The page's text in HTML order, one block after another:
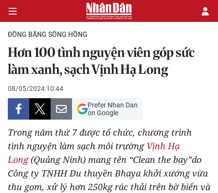
CHÍNH TRỊ
KINH TẾ
VĂN HÓA
XÃ HỘI
PHÁP LUẬT
DU LỊCH
ĐỒNG BẰNG SÔNG HỒNG
Hơn 100 tình nguyện viên góp sức
làm xanh, sạch Vịnh Hạ Long
08/05/2024 10:44
Prefer Nhan Dan
on Google
Trong năm thứ 7 được tổ chức, chương trình
tình nguyện làm sạch môi trường Vịnh Hạ
Long(Quảng Ninh) mang tên “Clean the bay”do
Công ty TNHH Du thuyền Bhaya khởi xướng vừa
thu gom, xử lý hơn 250kg rác thải trên bờ biển và